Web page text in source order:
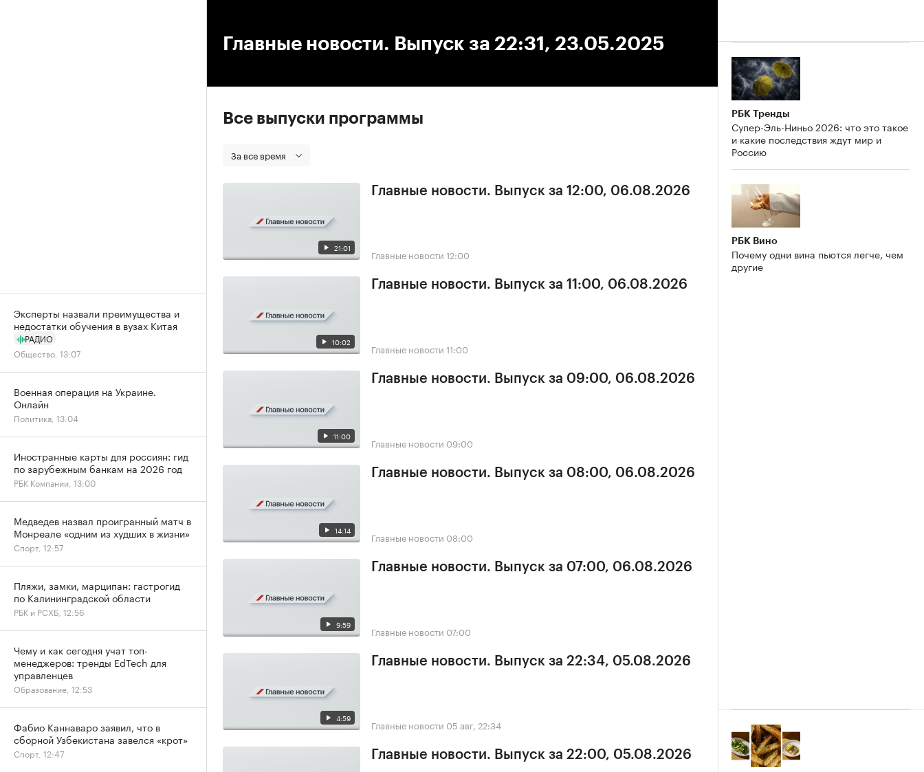
Главные новости. Выпуск за 22:31, 23.05.2025
Все выпуски программы
За все время
21:01
Главные новости. Выпуск за 12:00, 06.08.2026
Главные новости 12:00
10:02
Главные новости. Выпуск за 11:00, 06.08.2026
Главные новости 11:00
11:00
Главные новости. Выпуск за 09:00, 06.08.2026
Главные новости 09:00
14:14
Главные новости. Выпуск за 08:00, 06.08.2026
Главные новости 08:00
9:59
Главные новости. Выпуск за 07:00, 06.08.2026
Главные новости 07:00
4:59
Главные новости. Выпуск за 22:34, 05.08.2026
Главные новости 05 авг, 22:34
Главные новости. Выпуск за 22:00, 05.08.2026
РБК Тренды
Супер-Эль-Ниньо 2026: что это такое
и какие последствия ждут мир и
Россию
РБК Вино
Почему одни вина пьются легче, чем
другие
Эксперты назвали преимущества и
недостатки обучения в вузах Китая
РАДИО
Общество, 13:07
Военная операция на Украине.
Онлайн
Политика, 13:04
Иностранные карты для россиян: гид
по зарубежным банкам на 2026 год
РБК Компании, 13:00
Медведев назвал проигранный матч в
Монреале «одним из худших в жизни»
Спорт, 12:57
Пляжи, замки, марципан: гастрогид
по Калининградской области
РБК и РСХБ, 12:56
Чему и как сегодня учат топ-
менеджеров: тренды EdTech для
управленцев
Образование, 12:53
Фабио Каннаваро заявил, что в
сборной Узбекистана завелся «крот»
Спорт, 12:47